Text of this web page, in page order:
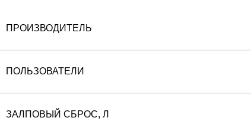
ПРОИЗВОДИТЕЛЬ
ПОЛЬЗОВАТЕЛИ
ЗАЛПОВЫЙ СБРОС, Л